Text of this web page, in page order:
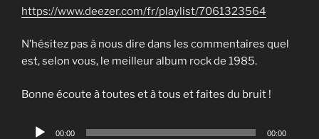
https://www.deezer.com/fr/playlist/7061323564
N’hésitez pas à nous dire dans les commentaires quel
est, selon vous, le meilleur album rock de 1985.
Bonne écoute à toutes et à tous et faites du bruit !
Audio
00:00 00:00